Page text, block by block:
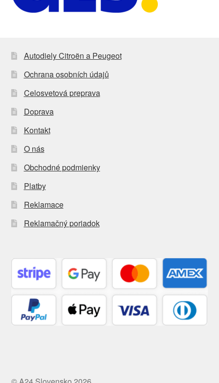
Autodiely Citroën a Peugeot
Ochrana osobních údajů
Celosvetová preprava
Doprava
Kontakt
O nás
Obchodné podmienky
Platby
Reklamace
Reklamačný poriadok